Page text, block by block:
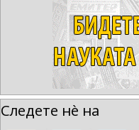
Следете нè на